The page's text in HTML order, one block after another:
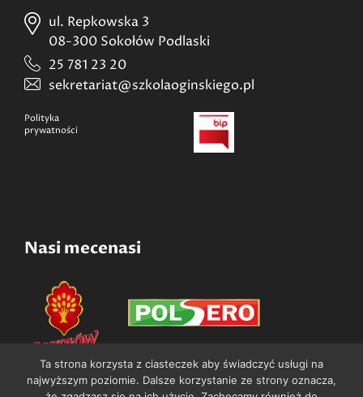
ul. Repkowska 3
08-300 Sokołów Podlaski
25 781 23 20
sekretariat@szkolaoginskiego.pl
Polityka
prywatności
Nasi mecenasi
Ta strona korzysta z ciasteczek aby świadczyć usługi na
najwyższym poziomie. Dalsze korzystanie ze strony oznacza,